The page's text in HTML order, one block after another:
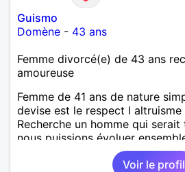
Guismo
Domène - 43 ans
Femme divorcé(e) de 43 ans
amoureuse
Femme de 41 ans de nature
devise est le respect l
Recherche un homme qui
nous puissions évoluer
en passant de bon moment.
Voir le profil